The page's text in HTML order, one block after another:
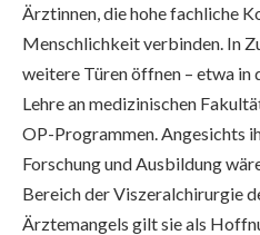
Ärztinnen, die hohe fachliche
Menschlichkeit verbinden. In
weitere Türen öffnen – etwa in
Lehre an medizinischen
OP-Programmen. Angesichts
Forschung und Ausbildung
Bereich der Viszeralchirurgie
Ärztemangels gilt sie als